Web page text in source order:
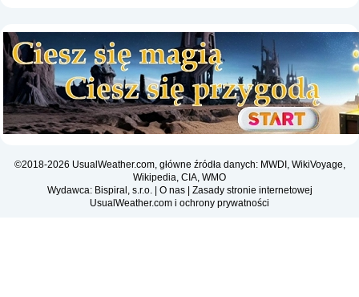
©2018-2026 UsualWeather.com, główne źródła danych: MWDI, WikiVoyage,
Wikipedia, CIA, WMO
Wydawca: Bispiral, s.r.o. | O nas| Zasady stronie internetowej
UsualWeather.com i ochrony prywatności